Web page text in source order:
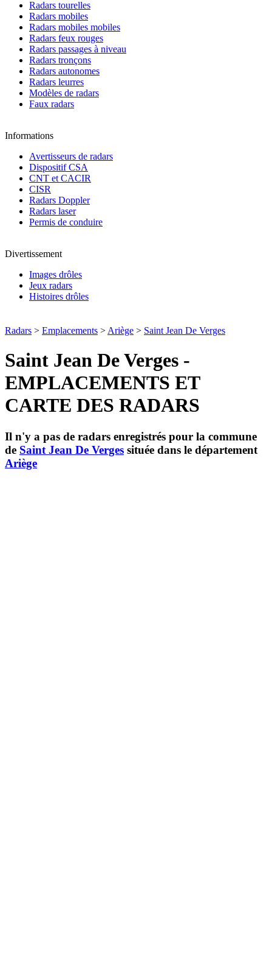
Radars tourelles
Radars mobiles
Radars mobiles mobiles
Radars feux rouges
Radars passages à niveau
Radars tronçons
Radars autonomes
Radars leurres
Modèles de radars
Faux radars
Informations
Avertisseurs de radars
Dispositif CSA
CNT et CACIR
CISR
Radars Doppler
Radars laser
Permis de conduire
Divertissement
Images drôles
Jeux radars
Histoires drôles
Radars > Emplacements > Ariège > Saint Jean De Verges
Saint Jean De Verges -
EMPLACEMENTS ET
CARTE DES RADARS
Il n'y a pas de radars enregistrés pour la commune
de Saint Jean De Verges située dans le département
Ariège